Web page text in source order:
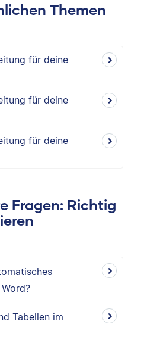
Themen
für deine
für deine
für deine
Fragen: Richtig
Tabellen im